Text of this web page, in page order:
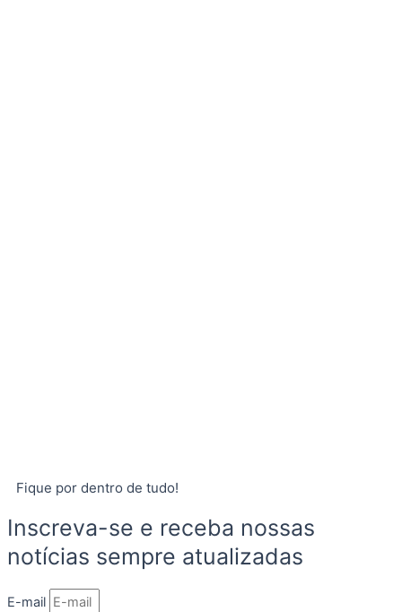
Fique por dentro de tudo!
Inscreva-se e receba nossas
notícias sempre atualizadas
E-mail